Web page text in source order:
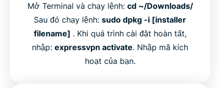
Mở Terminal và chạy lệnh: cd ~/Downloads/
Sau đó chạy lệnh: sudo dpkg -i [installer
filename] . Khi quá trình cài đặt hoàn tất,
nhập: expressvpn activate. Nhập mã kích
hoạt của bạn.